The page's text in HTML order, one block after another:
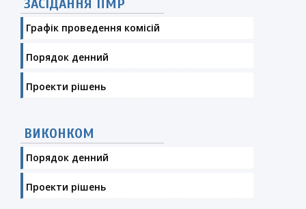
ЗАСІДАННЯ ПМР
Графік проведення комісій
Порядок денний
Проекти рішень
ВИКОНКОМ
Порядок денний
Проекти рішень